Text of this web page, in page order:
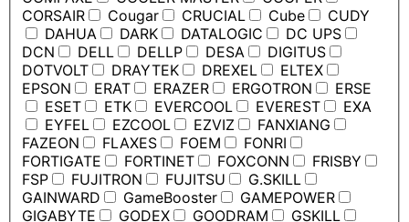
CORSAIR
Cougar CRUCIAL Cube
CUDY
DAHUA
DARK DATALOGIC
DC UPS
DCN
DELL DELLP DESA
DIGITUS
DOTVOLT
DRAYTEK DREXEL
ELTEX
EPSON
ERAT ERAZER ERGOTRON
ERSE
ESET
ETK EVERCOOL EVEREST
EXA
EYFEL
EZCOOL EZVIZ
FANXIANG
FAZEON
FLAXES FOEM
FONRI
FORTIGATE
FORTINET FOXCONN
FRISBY
FSP
FUJITRON FUJITSU
G.SKILL
GAINWARD
GameBooster
GAMEPOWER
GIGABYTE
GODEX GOODRAM
GSKILL